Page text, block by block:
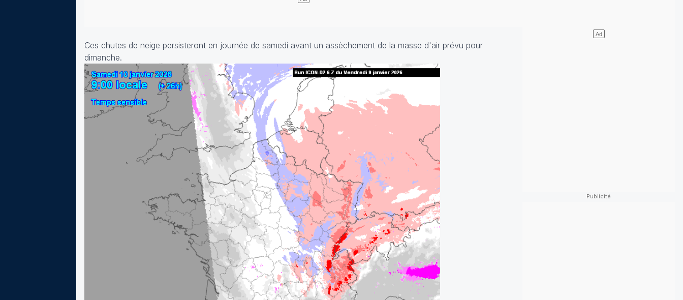
Ces chutes de neige persisteront en journée de samedi avant un assèchement de la masse d'air prévu pour
dimanche.